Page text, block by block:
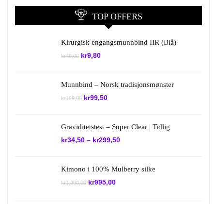
TOP OFFERS
Kirurgisk engangsmunnbind IIR (Blå)
kr49,00 Opprinnelig
kr9,80Nåværende
Munnbind – Norsk tradisjonsmønster
kr199,00 Opprinnelig
kr99,50Nåværende
Graviditetstest – Super Clear | Tidlig
kr34,50 – kr299,50
Kimono i 100% Mulberry silke
kr1.990,00 Opprinnelig
kr995,00Nåværende